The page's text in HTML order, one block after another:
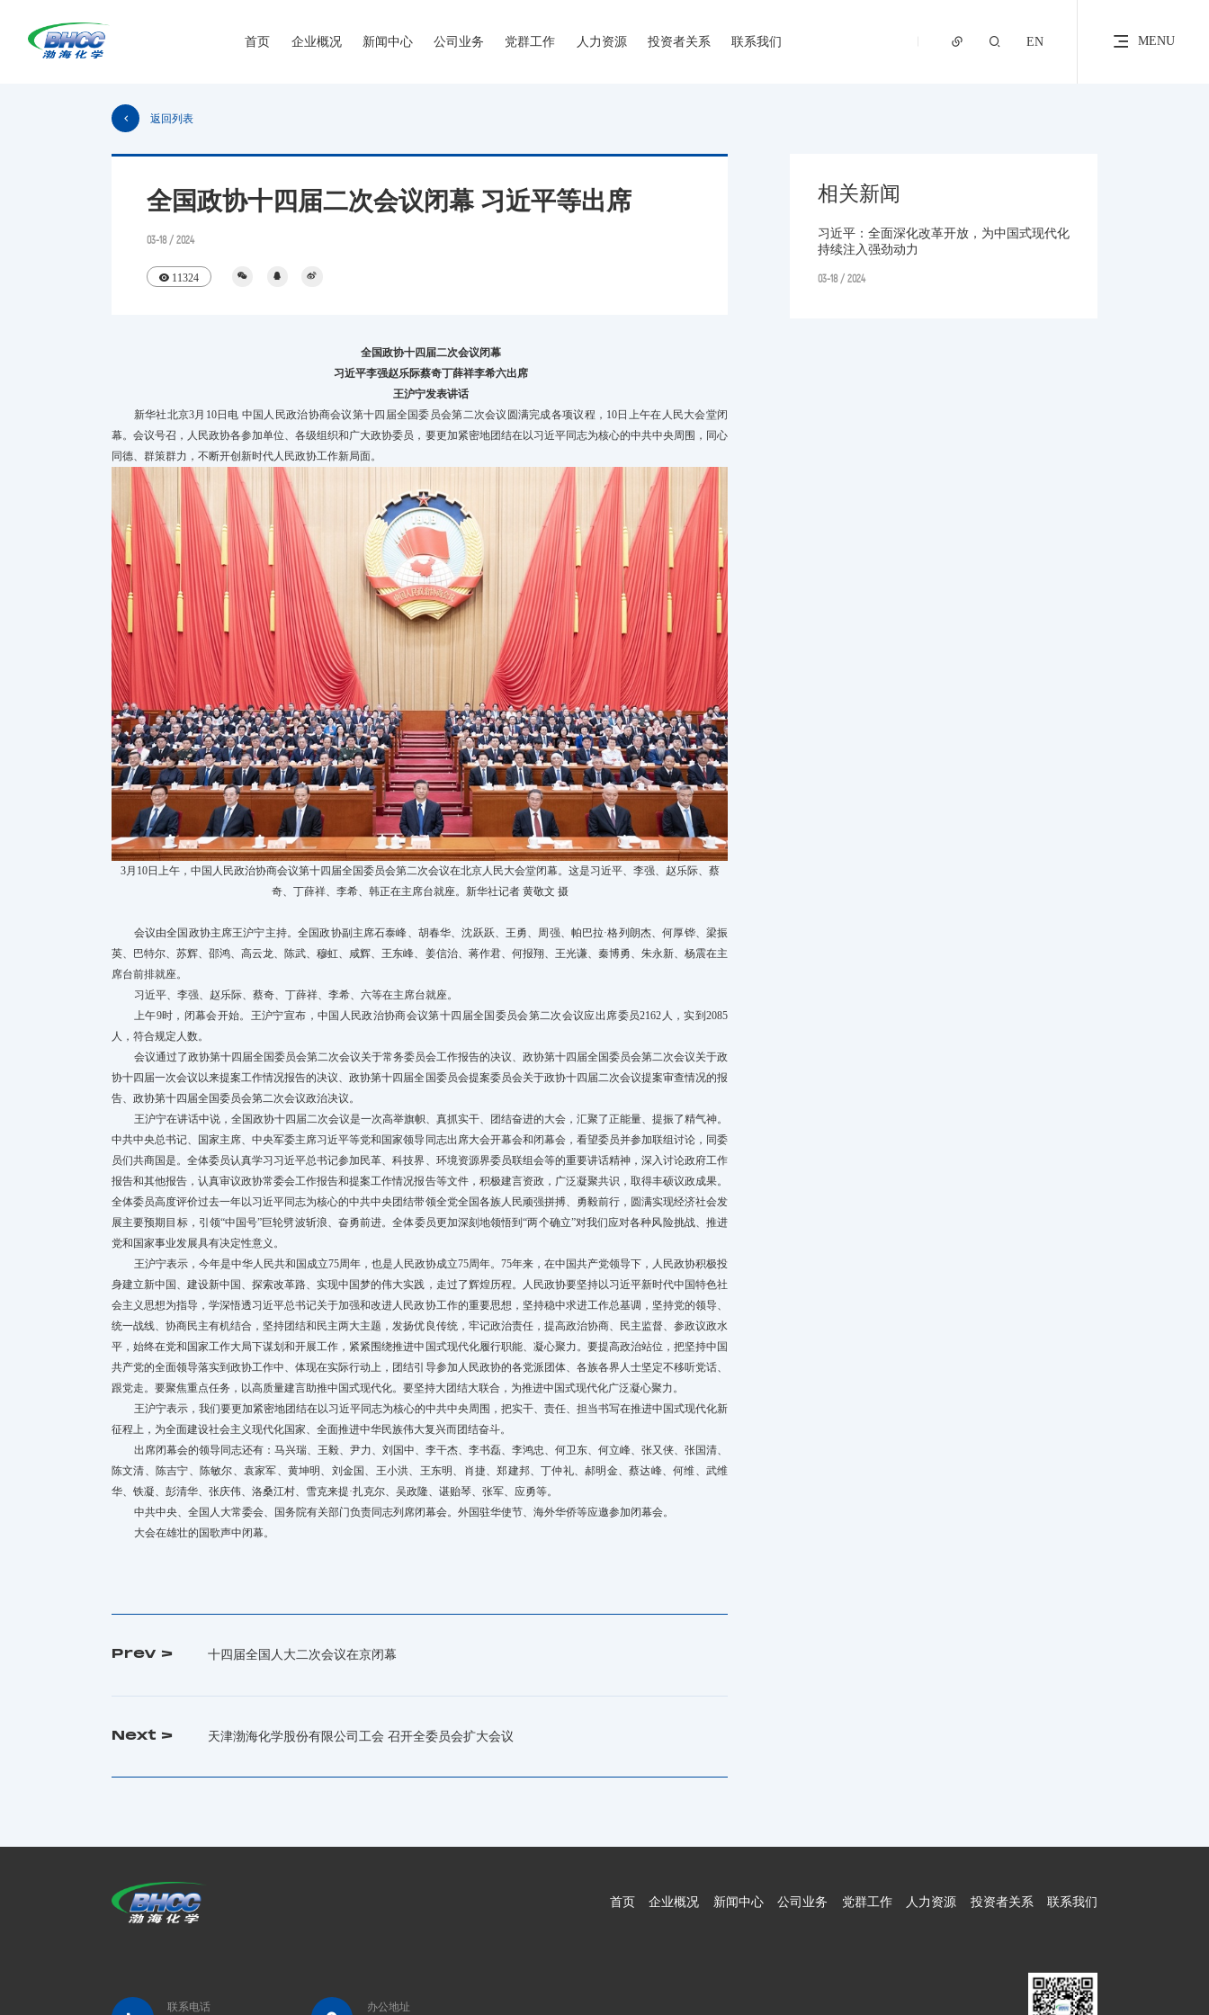
首页 企业概况 新闻中心 公司业务 党群工作 人力资源 投资者关系 联系我们 EN MENU
返回列表
全国政协十四届二次会议闭幕 习近平等出席
03-18 / 2024
11324
全国政协十四届二次会议闭幕
习近平李强赵乐际蔡奇丁薛祥李希六出席
王沪宁发表讲话
新华社北京3月10日电 中国人民政治协商会议第十四届全国委员会第二次会议圆满完成各项议程，10日上午在人民大会堂闭
幕。会议号召，人民政协各参加单位、各级组织和广大政协委员，要更加紧密地团结在以习近平同志为核心的中共中央周围，同心
同德、群策群力，不断开创新时代人民政协工作新局面。
3月10日上午，中国人民政治协商会议第十四届全国委员会第二次会议在北京人民大会堂闭幕。这是习近平、李强、赵乐际、蔡
奇、丁薛祥、李希、韩正在主席台就座。新华社记者 黄敬文 摄
会议由全国政协主席王沪宁主持。全国政协副主席石泰峰、胡春华、沈跃跃、王勇、周强、帕巴拉·格列朗杰、何厚铧、梁振
英、巴特尔、苏辉、邵鸿、高云龙、陈武、穆虹、咸辉、王东峰、姜信治、蒋作君、何报翔、王光谦、秦博勇、朱永新、杨震在主
席台前排就座。
习近平、李强、赵乐际、蔡奇、丁薛祥、李希、六等在主席台就座。
上午9时，闭幕会开始。王沪宁宣布，中国人民政治协商会议第十四届全国委员会第二次会议应出席委员2162人，实到2085
人，符合规定人数。
会议通过了政协第十四届全国委员会第二次会议关于常务委员会工作报告的决议、政协第十四届全国委员会第二次会议关于政
协十四届一次会议以来提案工作情况报告的决议、政协第十四届全国委员会提案委员会关于政协十四届二次会议提案审查情况的报
告、政协第十四届全国委员会第二次会议政治决议。
王沪宁在讲话中说，全国政协十四届二次会议是一次高举旗帜、真抓实干、团结奋进的大会，汇聚了正能量、提振了精气神。
中共中央总书记、国家主席、中央军委主席习近平等党和国家领导同志出席大会开幕会和闭幕会，看望委员并参加联组讨论，同委
员们共商国是。全体委员认真学习习近平总书记参加民革、科技界、环境资源界委员联组会等的重要讲话精神，深入讨论政府工作
报告和其他报告，认真审议政协常委会工作报告和提案工作情况报告等文件，积极建言资政，广泛凝聚共识，取得丰硕议政成果。
全体委员高度评价过去一年以习近平同志为核心的中共中央团结带领全党全国各族人民顽强拼搏、勇毅前行，圆满实现经济社会发
展主要预期目标，引领“中国号”巨轮劈波斩浪、奋勇前进。全体委员更加深刻地领悟到“两个确立”对我们应对各种风险挑战、推进
党和国家事业发展具有决定性意义。
王沪宁表示，今年是中华人民共和国成立75周年，也是人民政协成立75周年。75年来，在中国共产党领导下，人民政协积极投
身建立新中国、建设新中国、探索改革路、实现中国梦的伟大实践，走过了辉煌历程。人民政协要坚持以习近平新时代中国特色社
会主义思想为指导，学深悟透习近平总书记关于加强和改进人民政协工作的重要思想，坚持稳中求进工作总基调，坚持党的领导、
统一战线、协商民主有机结合，坚持团结和民主两大主题，发扬优良传统，牢记政治责任，提高政治协商、民主监督、参政议政水
平，始终在党和国家工作大局下谋划和开展工作，紧紧围绕推进中国式现代化履行职能、凝心聚力。要提高政治站位，把坚持中国
共产党的全面领导落实到政协工作中、体现在实际行动上，团结引导参加人民政协的各党派团体、各族各界人士坚定不移听党话、
跟党走。要聚焦重点任务，以高质量建言助推中国式现代化。要坚持大团结大联合，为推进中国式现代化广泛凝心聚力。
王沪宁表示，我们要更加紧密地团结在以习近平同志为核心的中共中央周围，把实干、责任、担当书写在推进中国式现代化新
征程上，为全面建设社会主义现代化国家、全面推进中华民族伟大复兴而团结奋斗。
出席闭幕会的领导同志还有：马兴瑞、王毅、尹力、刘国中、李干杰、李书磊、李鸿忠、何卫东、何立峰、张又侠、张国清、
陈文清、陈吉宁、陈敏尔、袁家军、黄坤明、刘金国、王小洪、王东明、肖捷、郑建邦、丁仲礼、郝明金、蔡达峰、何维、武维
华、铁凝、彭清华、张庆伟、洛桑江村、雪克来提·扎克尔、吴政隆、谌贻琴、张军、应勇等。
中共中央、全国人大常委会、国务院有关部门负责同志列席闭幕会。外国驻华使节、海外华侨等应邀参加闭幕会。
大会在雄壮的国歌声中闭幕。
Prev > 十四届全国人大二次会议在京闭幕
Next > 天津渤海化学股份有限公司工会 召开全委员会扩大会议
相关新闻
习近平：全面深化改革开放，为中国式现代化
持续注入强劲动力
03-18 / 2024
首页 企业概况 新闻中心 公司业务 党群工作 人力资源 投资者关系 联系我们
联系电话 办公地址